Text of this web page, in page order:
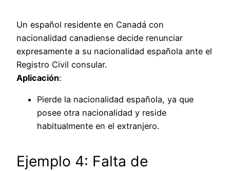
Un español residente en Canadá con
nacionalidad canadiense decide renunciar
expresamente a su nacionalidad española ante el
Registro Civil consular.
Aplicación:
Pierde la nacionalidad española, ya que
posee otra nacionalidad y reside
habitualmente en el extranjero.
Ejemplo 4: Falta de